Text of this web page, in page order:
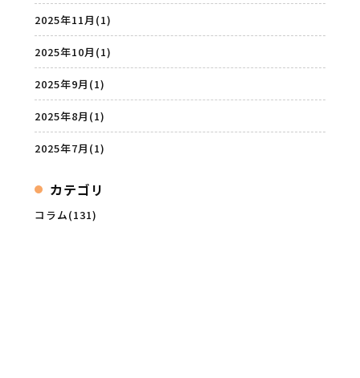
2025年11月 (1)
2025年10月 (1)
2025年9月 (1)
2025年8月 (1)
2025年7月 (1)
カテゴリ
コラム(131)